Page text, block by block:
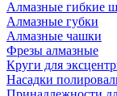
Алмазные гибкие
Алмазные губки
Алмазные чашки
Фрезы алмазные
Круги для
Насадки